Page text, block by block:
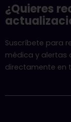
¿Quieres
Suscríbete para
médica y alertas
directamente en